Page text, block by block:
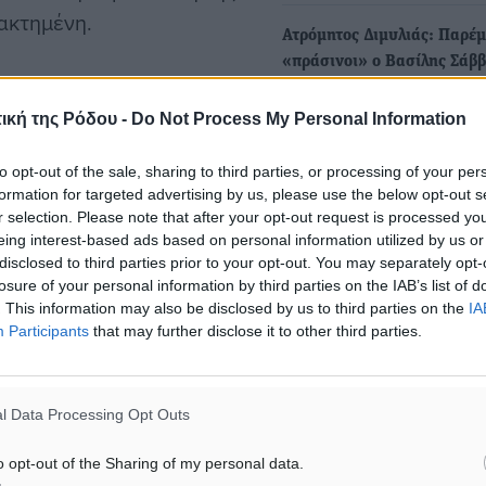
της Ρόδου - Do Not Process My Personal Information
opt-out of the sale, sharing to third parties, or processing of your
for targeted advertising by us, please use the below opt-out
selection. Please note that after your opt-out request is processed
interest-based ads based on personal information utilized by us
to third parties prior to your opt-out. You may separately
of your personal information by third parties on the IAB’s list of
This information may also be disclosed by us to third parties on the
Participants that may further disclose it to other third parties.
Data Processing Opt Outs
opt-out of the Sharing of my personal data.
για τις παγίδες της
Χρυσοστόμου Χάσταλη,
και η τελευταία
την
αύριο το
καθώς με νίκη ο
του, πρόκειται για
για φέτος και είναι μία
για την
Ατρόμητος Διμυλιάς:
«πράσινοι» ο Βασίλης
Ακόμα δύο ποδοσφαιριστές
συνέβαλαν στην
τίτλου…